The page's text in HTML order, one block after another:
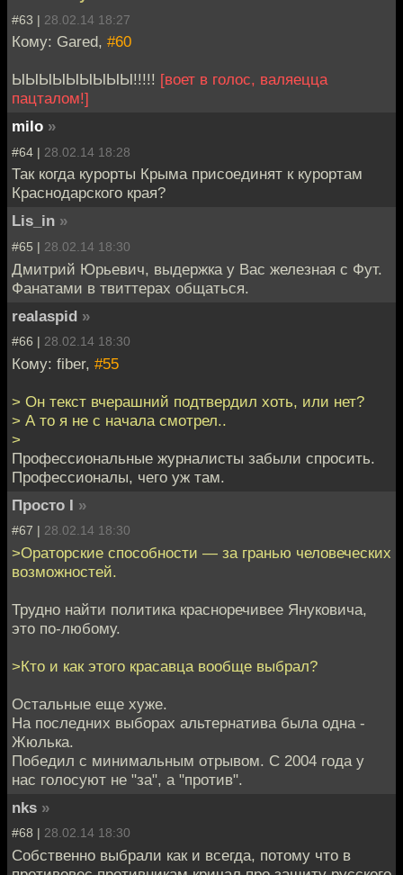
#63 | 28.02.14 18:27
Кому: Gared, #60
ЫЫЫЫЫЫЫЫЫ!!!!! [воет в голос, валяецца
пацталом!]
milo »
#64 | 28.02.14 18:28
Так когда курорты Крыма присоединят к курортам
Краснодарского края?
Lis_in »
#65 | 28.02.14 18:30
Дмитрий Юрьевич, выдержка у Вас железная с Фут.
Фанатами в твиттерах общаться.
realaspid »
#66 | 28.02.14 18:30
Кому: fiber, #55
> Он текст вчерашний подтвердил хоть, или нет?
> А то я не с начала смотрел..
>
Профессиональные журналисты забыли спросить.
Профессионалы, чего уж там.
Просто I »
#67 | 28.02.14 18:30
>Ораторские способности — за гранью человеческих
возможностей.
Трудно найти политика красноречивее Януковича,
это по-любому.
>Кто и как этого красавца вообще выбрал?
Остальные еще хуже.
На последних выборах альтернатива была одна -
Жюлька.
Победил с минимальным отрывом. С 2004 года у
нас голосуют не "за", а "против".
nks »
#68 | 28.02.14 18:30
Собственно выбрали как и всегда, потому что в